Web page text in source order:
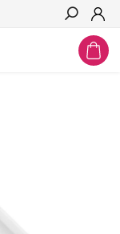
Hľadať